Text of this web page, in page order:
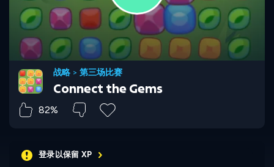
战略 > 第三场比赛
Connect the Gems
82%
登录以保留 XP